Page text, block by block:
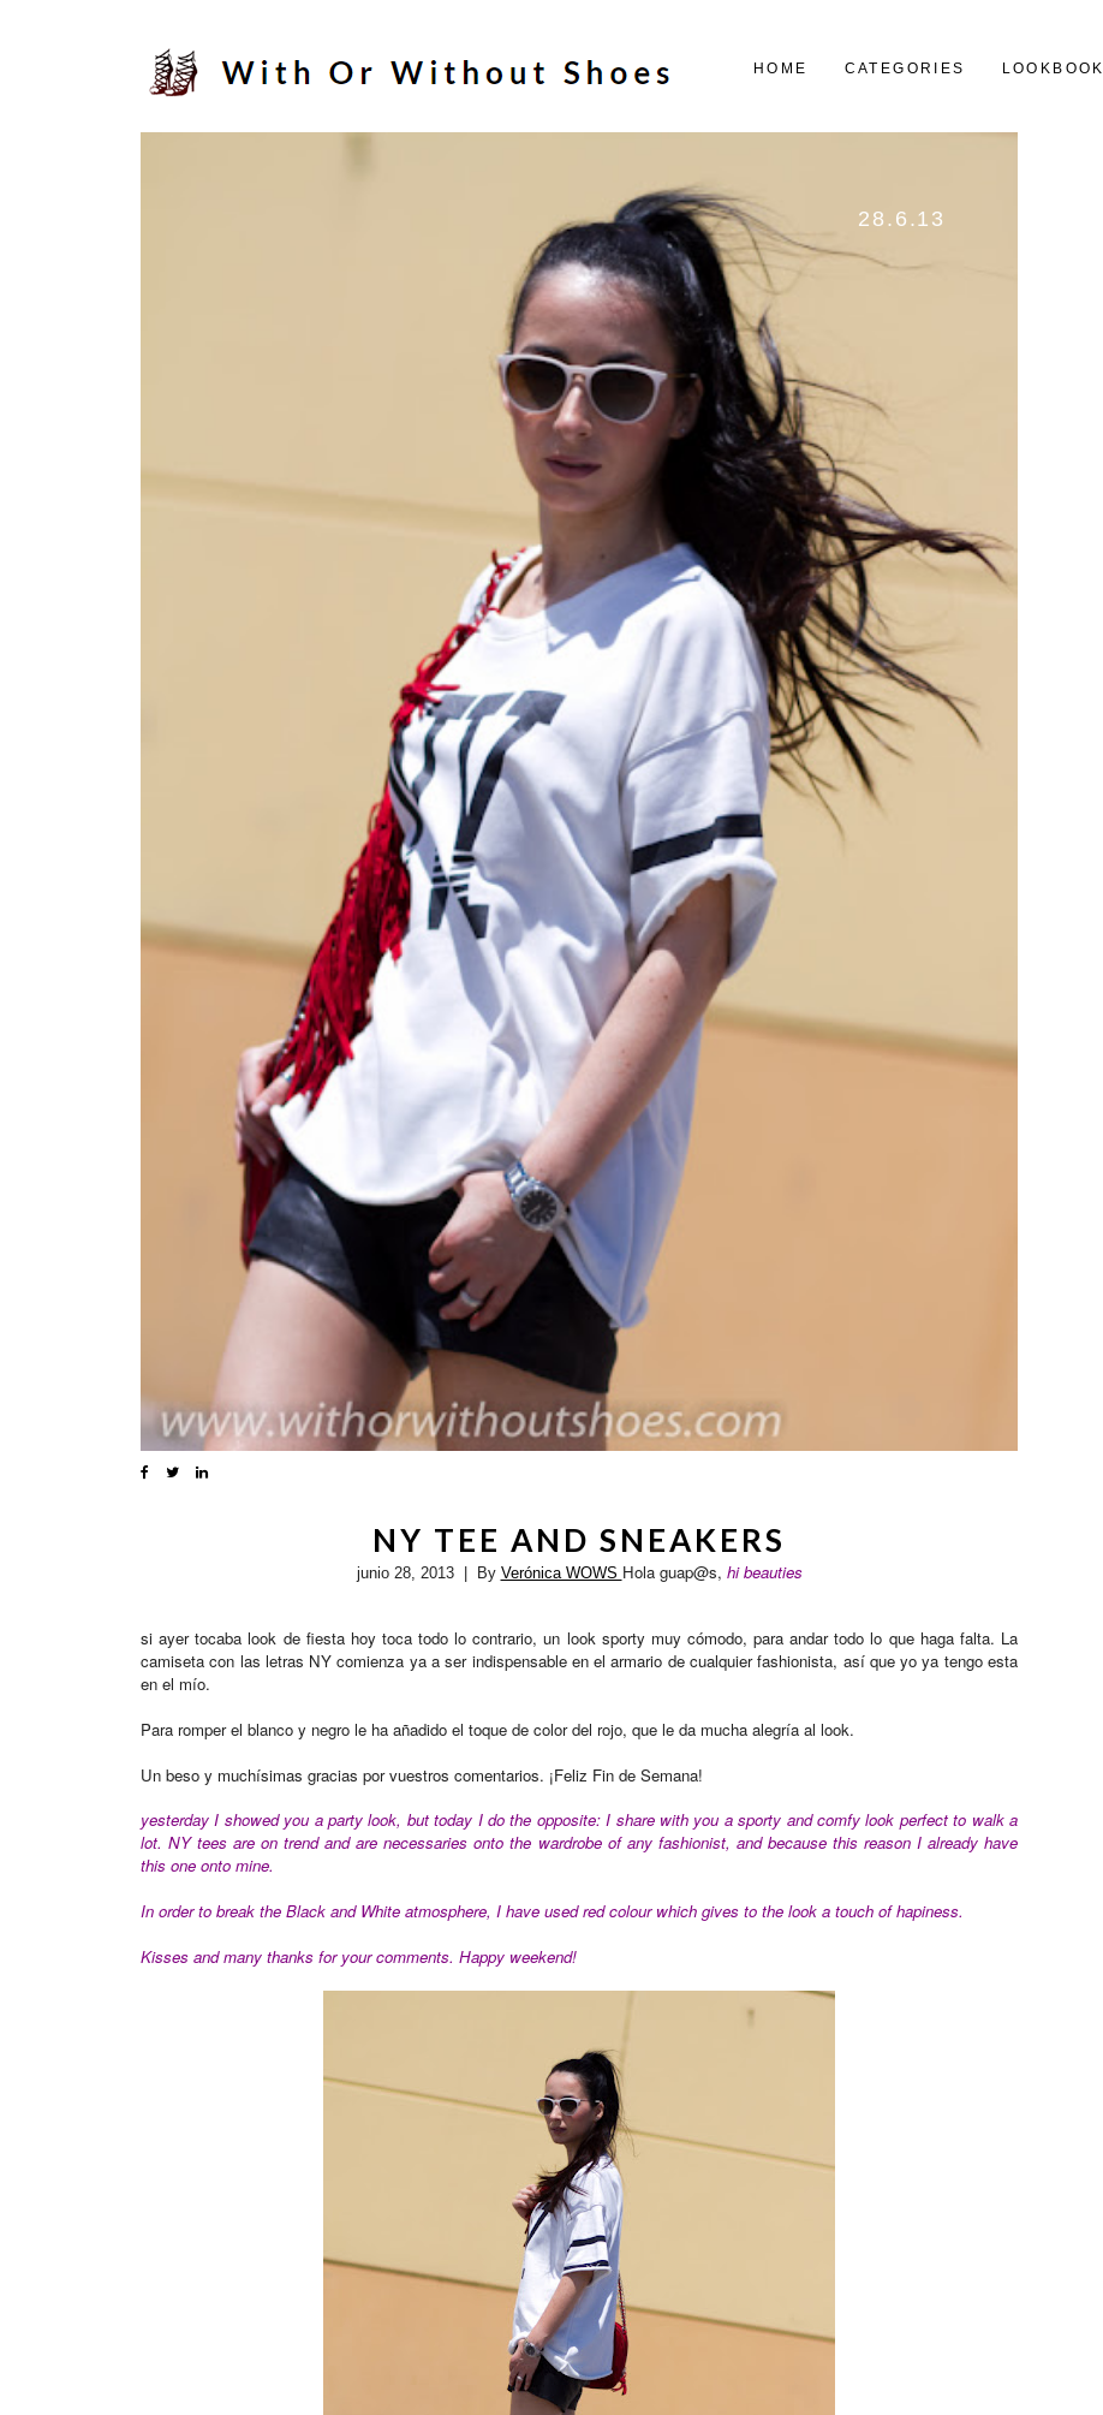
HOME CATEGORIES LOOKBOOK
28.6.13
NY TEE AND SNEAKERS
junio 28, 2013| By Verónica WOWS Hola guap@s, hi beauties
si ayer tocaba look de fiesta hoy toca todo lo contrario, un look sporty muy cómodo, para andar todo lo que haga falta. La
camiseta con las letras NY comienza ya a ser indispensable en el armario de cualquier fashionista, así que yo ya tengo esta
en el mío.
Para romper el blanco y negro le ha añadido el toque de color del rojo, que le da mucha alegría al look.
Un beso y muchísimas gracias por vuestros comentarios. ¡Feliz Fin de Semana!
yesterday I showed you a party look, but today I do the opposite: I share with you a sporty and comfy look perfect to walk a
lot. NY tees are on trend and are necessaries onto the wardrobe of any fashionist, and because this reason I already have
this one onto mine.
In order to break the Black and White atmosphere, I have used red colour which gives to the look a touch of hapiness.
Kisses and many thanks for your comments. Happy weekend!